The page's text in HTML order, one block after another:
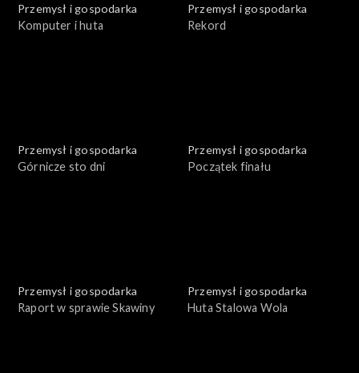
Przemysł i gospodarka
Komputer i huta
Przemysł i gospodarka
Rekord
Przemysł i gospodarka
Górnicze sto dni
Przemysł i gospodarka
Początek finału
Przemysł i gospodarka
Raport w sprawie Skawiny
Przemysł i gospodarka
Huta Stalowa Wola